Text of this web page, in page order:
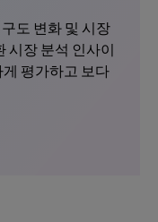
도 변화 및 시장
시장 분석 인사이
평가하고 보다